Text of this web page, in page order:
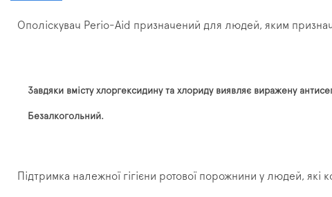
Ополіскувач Perio-Aid призначений для людей, яким
Завдяки вмісту хлоргексидину та хлориду виявляє виражену
Безалкогольний.
Підтримка належної гігієни ротової порожнини у людей, які